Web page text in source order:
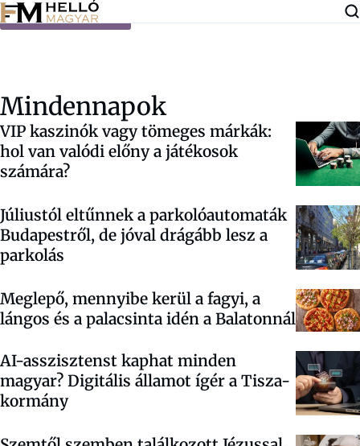
Ugrás a tartalomra
Mindennapok
VIP kaszinók vagy tömeges márkák:
hol van valódi előny a játékosok
számára?
Júliustól eltűnnek a parkolóautomaták
Budapestről, de jóval drágább lesz a
parkolás
Meglepő, mennyibe kerül a fagyi, a
lángos és a palacsinta idén a Balatonnál
AI-asszisztenst kaphat minden
magyar? Digitális államot ígér a Tisza-
kormány